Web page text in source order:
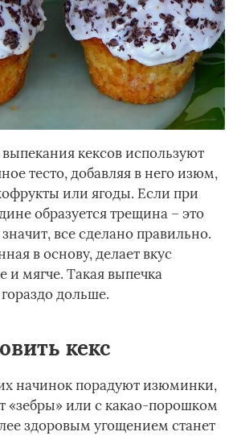
кексов используют
тесто, добавляя в него изюм,
или ягоды. Если при
образуется трещина – это
все сделано правильно.
в основу, делает вкус
и мягче. Такая выпечка
дольше.
кекс
начинок порадуют изюминки,
«зебры» или с какао-порошком
здоровым угощением станет